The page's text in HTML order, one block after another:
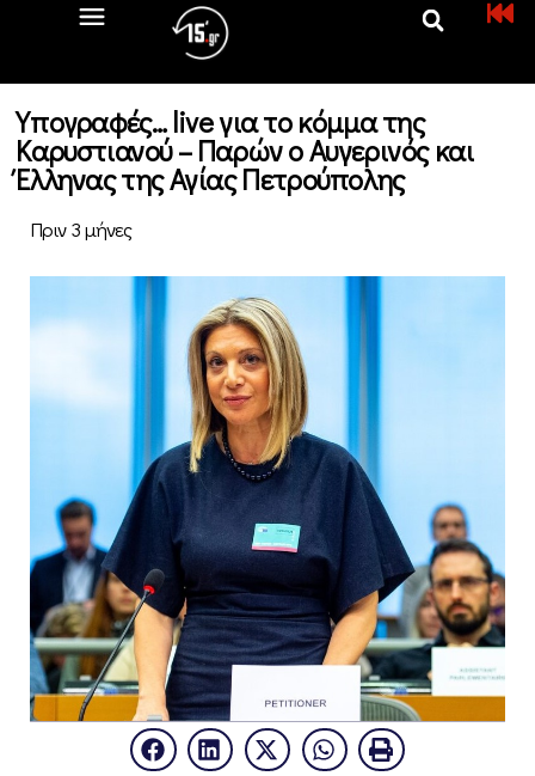
Υπογραφές… live για το κόμμα της
Καρυστιανού – Παρών ο Αυγερινός και
Έλληνας της Αγίας Πετρούπολης
Πριν 3 μήνες